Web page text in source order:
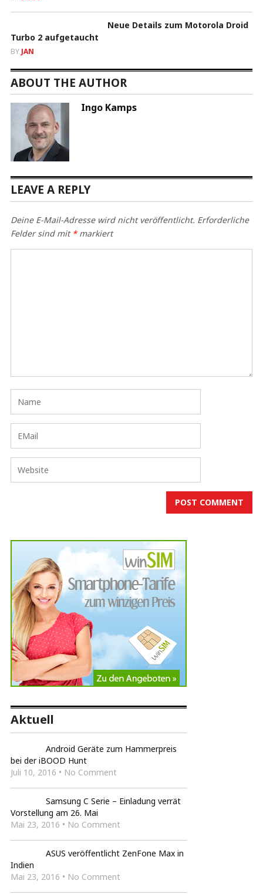
Neue Details zum Motorola Droid
Turbo 2 aufgetaucht
BY JAN
ABOUT THE AUTHOR
Ingo Kamps
LEAVE A REPLY
Deine E-Mail-Adresse wird nicht veröffentlicht. Erforderliche
Felder sind mit *markiert
Aktuell
Android Geräte zum Hammerpreis
bei der iBOOD Hunt
Juli 10, 2016 • No Comment
Samsung C Serie – Einladung verrät
Vorstellung am 26. Mai
Mai 23, 2016 • No Comment
ASUS veröffentlicht ZenFone Max in
Indien
Mai 23, 2016 • No Comment